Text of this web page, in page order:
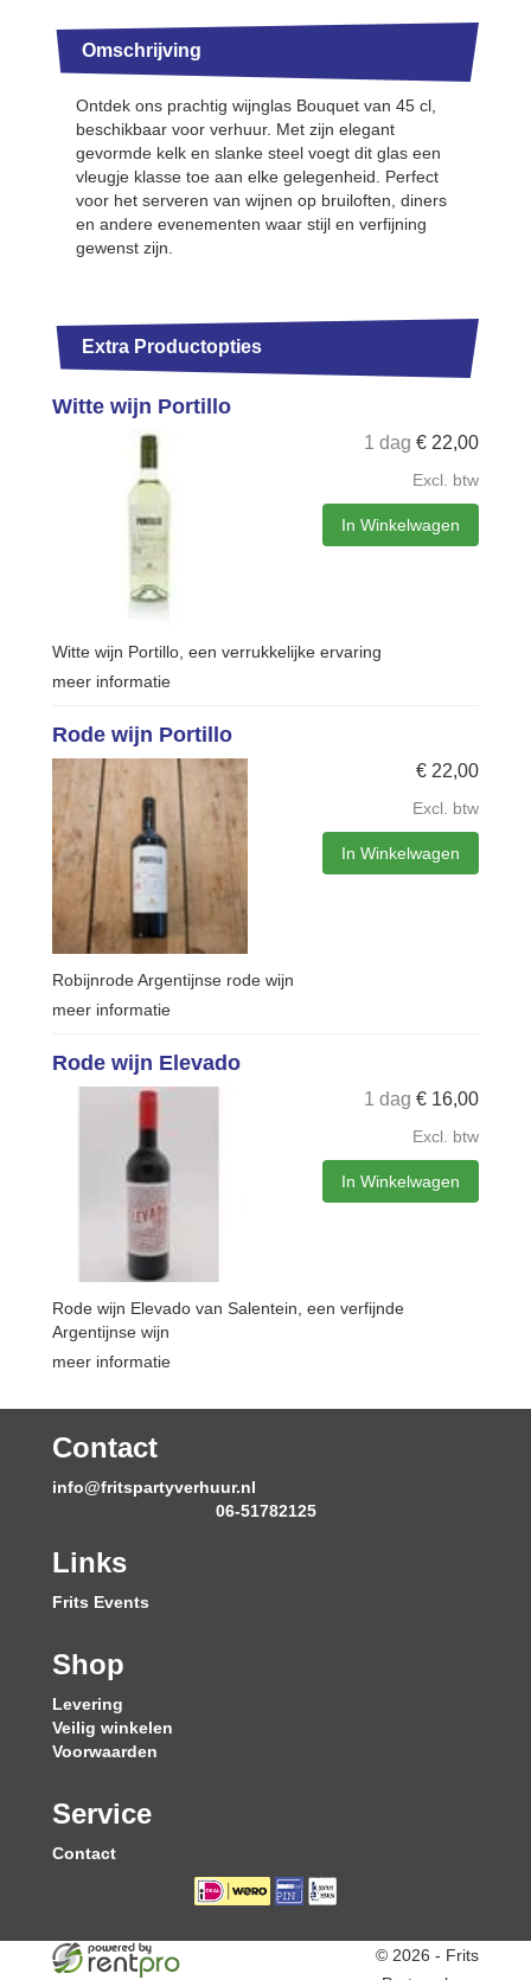
Omschrijving
Ontdek ons prachtig wijnglas Bouquet van 45 cl,
beschikbaar voor verhuur. Met zijn elegant
gevormde kelk en slanke steel voegt dit glas een
vleugje klasse toe aan elke gelegenheid. Perfect
voor het serveren van wijnen op bruiloften, diners
en andere evenementen waar stijl en verfijning
gewenst zijn.
Extra Productopties
Witte wijn Portillo
1 dag € 22,00
Excl. btw
In Winkelwagen
Witte wijn Portillo, een verrukkelijke ervaring
meer informatie
Rode wijn Portillo
€ 22,00
Excl. btw
In Winkelwagen
Robijnrode Argentijnse rode wijn
meer informatie
Rode wijn Elevado
1 dag € 16,00
Excl. btw
In Winkelwagen
Rode wijn Elevado van Salentein, een verfijnde
Argentijnse wijn
meer informatie
Contact
info@fritspartyverhuur.nl
06-51782125
Links
Frits Events
Shop
Levering
Veilig winkelen
Voorwaarden
Service
Contact
© 2026 - Frits